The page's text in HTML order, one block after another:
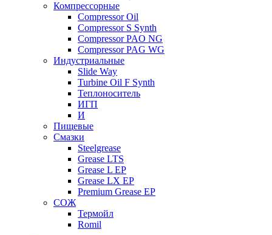
Компрессорные
Compressor Oil
Compressor S Synth
Compressor PAO NG
Compressor PAG WG
Индустриальные
Slide Way
Turbine Oil F Synth
Теплоноситель
ИГП
И
Пищевые
Смазки
Steelgrease
Grease LTS
Grease L EP
Grease LX EP
Premium Grease EP
СОЖ
Термойл
Romil